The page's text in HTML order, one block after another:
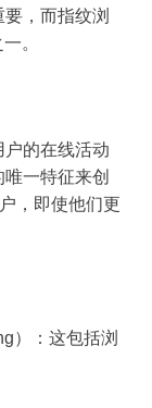
，而指纹浏
。
的在线活动
一特征来创
，即使他们更
：这包括浏